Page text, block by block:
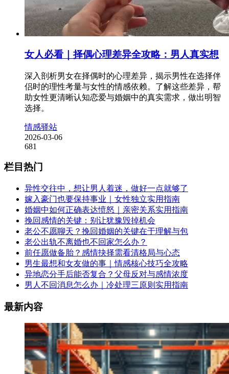
女人必看｜择偶心理差异全攻略：男人真实想
深入剖析男女在择偶时的心理差异，揭示男性在选择伴
侣时的理性考量与女性的情感依赖。了解这些差异，帮
助女性更清晰认知恋爱与婚姻中的真实需求，做出明智
选择。
情感驿站
2026-03-06
681
栏目热门
异性交往中，想让男人着迷，做好一点就够了
嫁入豪门也要保持事业｜女性独立实用指南
婚姻中如何正确表达愤怒｜亲密关系实用指南
挽回感情的关键：别让犹豫毁掉机会
老公不愿聊天？挽回婚姻的关键在于理解与包
老公出轨不离婚也不回家怎么办？
前任愿做备胎？感情抉择需看清格局与心态
男生最想和女友做的事｜情感核心技巧全攻略
异地恋分手后能否复合？父母反对与感情浓度
男人不回消息怎么办｜冷处理三原则实用指南
最新内容